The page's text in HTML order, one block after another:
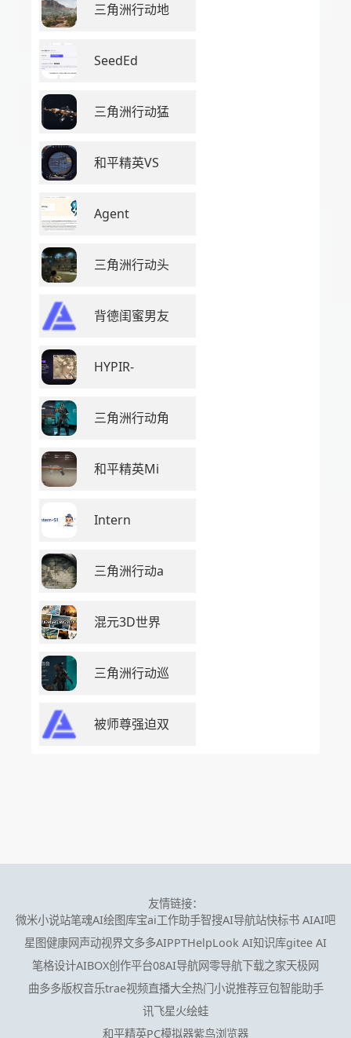
三角洲行动地
SeedEd
三角洲行动猛
和平精英VS
Agent
三角洲行动头
背德闺蜜男友
HYPIR-
三角洲行动角
和平精英Mi
Intern
三角洲行动a
混元3D世界
三角洲行动巡
被师尊强迫双
友情链接：
微米小说站笔魂AI绘图库宝ai工作助手智搜AI导航站快标书 AIAI吧
星图健康网声动视界文多多AIPPTHelpLook AI知识库gitee AI
笔格设计AIBOX创作平台08AI导航网零导航下载之家天极网
曲多多版权音乐trae视频直播大全热门小说推荐豆包智能助手
讯飞星火绘蛙
和平精英PC模拟器紫鸟浏览器